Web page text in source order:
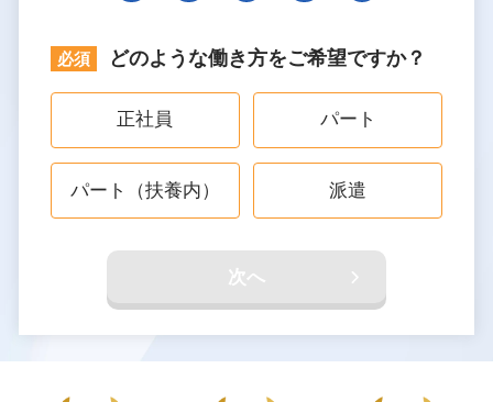
どのような働き方をご希望ですか？
正社員 パート
パート（扶養内） 派遣
次へ